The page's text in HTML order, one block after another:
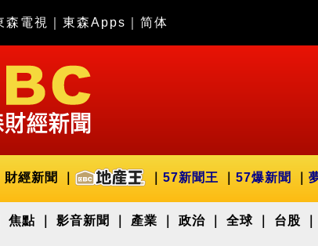
森電視 東森Apps 简体
財經新聞 57新聞王 57爆新聞
焦點 影音新聞 產業 政治 全球 台股